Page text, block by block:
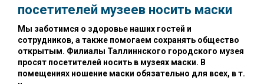
посетителей музеев носить маски
Мы заботимся о здоровье наших гостей и
сотрудников, а также помогаем сохранять общество
открытым. Филиалы Таллиннского городского музея
просят посетителей носить в музеях маски. В
помещениях ношение маски обязательно для всех, в т.